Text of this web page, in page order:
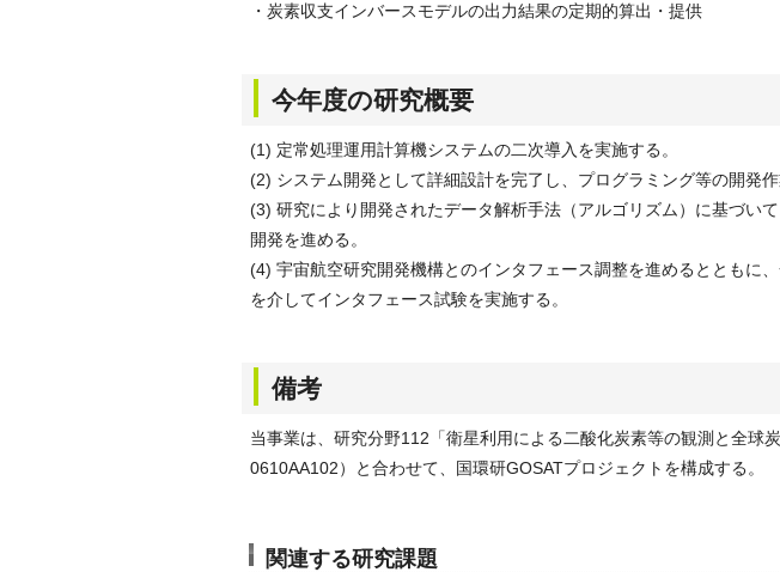
・炭素収支インバースモデルの出力結果の定期的算出・提供
今年度の研究概要
(1) 定常処理運用計算機システムの二次導入を実施する。
(2) システム開発として詳細設計を完了し、プログラミング等の開発作
(3) 研究により開発されたデータ解析手法（アルゴリズム）に基づい
開発を進める。
(4) 宇宙航空研究開発機構とのインタフェース調整を進めるとともに
を介してインタフェース試験を実施する。
備考
当事業は、研究分野112「衛星利用による二酸化炭素等の観測と全球
0610AA102）と合わせて、国環研GOSATプロジェクトを構成する。
関連する研究課題